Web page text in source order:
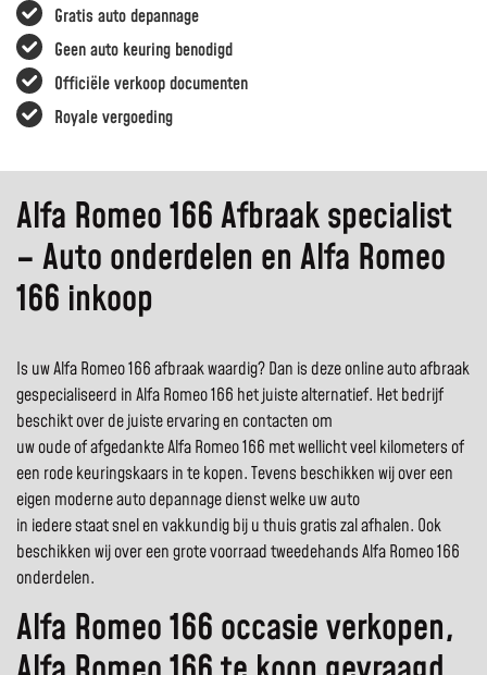
Gratis auto depannage
Geen auto keuring benodigd
Officiële verkoop documenten
Royale vergoeding
Alfa Romeo 166 Afbraak specialist
– Auto onderdelen en Alfa Romeo
166 inkoop
Is uw Alfa Romeo 166 afbraak waardig? Dan is deze online auto afbraak
gespecialiseerd in Alfa Romeo 166 het juiste alternatief. Het bedrijf
beschikt over de juiste ervaring en contacten om
uw oude of afgedankte Alfa Romeo 166 met wellicht veel kilometers of
een rode keuringskaars in te kopen. Tevens beschikken wij over een
eigen moderne auto depannage dienst welke uw auto
in iedere staat snel en vakkundig bij u thuis gratis zal afhalen. Ook
beschikken wij over een grote voorraad tweedehands Alfa Romeo 166
onderdelen.
Alfa Romeo 166 occasie verkopen,